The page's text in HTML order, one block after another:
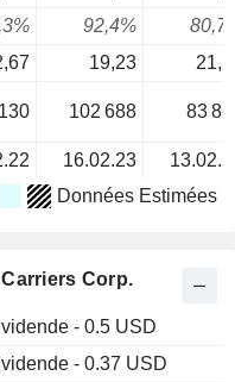
92,4%
19,23
102 688 83
16.02.23
Données Estimées
Corp.
- 0.5 USD
- 0.37 USD